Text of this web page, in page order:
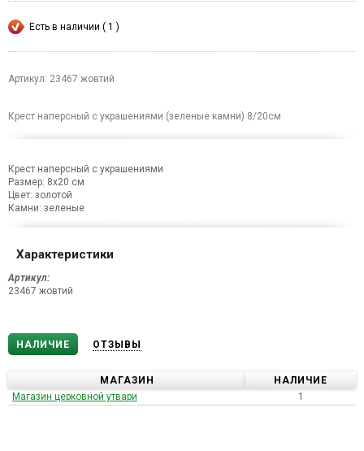
Есть в наличии ( 1 )
Артикул: 23467 жовтий
Крест наперсный с украшениями (зеленые камни) 8/20см
Крест наперсный с украшениями
Размер: 8х20 см
Цвет: золотой
Камни: зеленые
Характеристики
Артикул:
23467 жовтий
НАЛИЧИЕ ОТЗЫВЫ
МАГАЗИН
НАЛИЧИЕ
Магазин церковной утвари
1